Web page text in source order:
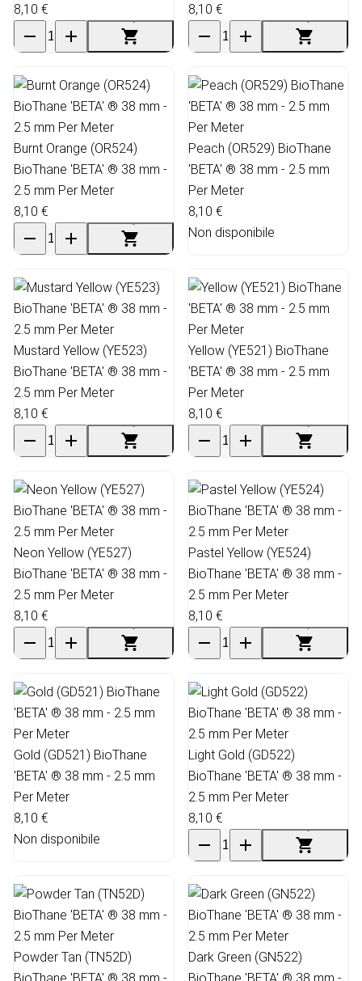
8,10 €
8,10 €
Burnt Orange (OR524)
BioThane 'BETA' ® 38 mm -
2.5 mm Per Meter
8,10 €
Peach (OR529) BioThane
'BETA' ® 38 mm - 2.5 mm
Per Meter
8,10 €
Non disponibile
Mustard Yellow (YE523)
BioThane 'BETA' ® 38 mm -
2.5 mm Per Meter
8,10 €
Yellow (YE521) BioThane
'BETA' ® 38 mm - 2.5 mm
Per Meter
8,10 €
Neon Yellow (YE527)
BioThane 'BETA' ® 38 mm -
2.5 mm Per Meter
8,10 €
Pastel Yellow (YE524)
BioThane 'BETA' ® 38 mm -
2.5 mm Per Meter
8,10 €
Gold (GD521) BioThane
'BETA' ® 38 mm - 2.5 mm
Per Meter
8,10 €
Non disponibile
Light Gold (GD522)
BioThane 'BETA' ® 38 mm -
2.5 mm Per Meter
8,10 €
Powder Tan (TN52D)
BioThane 'BETA' ® 38 mm -
Dark Green (GN522)
BioThane 'BETA' ® 38 mm -